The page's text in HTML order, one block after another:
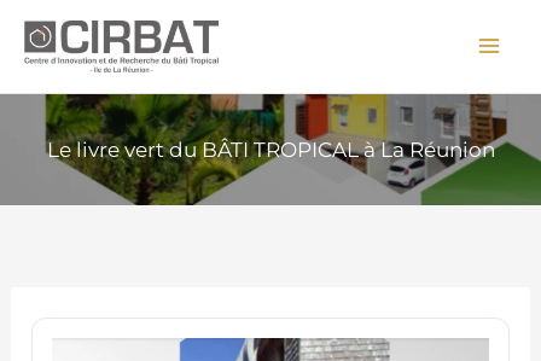
Aller
Le livre vert du BÂTI TROPICAL à La Réunion